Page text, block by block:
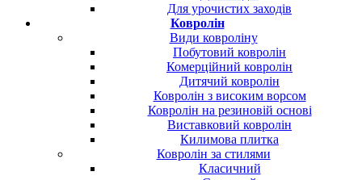
Для урочистих заходів
Ковролін
Види ковроліну
Побутовий ковролін
Комерційний ковролін
Дитячий ковролін
Ковролін з високим ворсом
Ковролін на резиновій основі
Виставковий ковролін
Килимова плитка
Ковролін за стилями
Класичний